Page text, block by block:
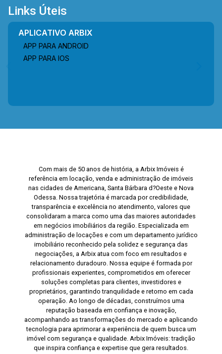
Links Úteis
APLICATIVO ARBIX
APP PARA ANDROID
APP PARA IOS
Com mais de 50 anos de história, a Arbix Imóveis é
referência em locação, venda e administração de imóveis
nas cidades de Americana, Santa Bárbara d?Oeste e Nova
Odessa. Nossa trajetória é marcada por credibilidade,
transparência e excelência no atendimento, valores que
consolidaram a marca como uma das maiores autoridades
em negócios imobiliários da região. Especializada em
administração de locações e com um departamento jurídico
imobiliário reconhecido pela solidez e segurança das
negociações, a Arbix atua com foco em resultados e
relacionamento duradouro. Nossa equipe é formada por
profissionais experientes, comprometidos em oferecer
soluções completas para clientes, investidores e
proprietários, garantindo tranquilidade e retorno em cada
operação. Ao longo de décadas, construímos uma
reputação baseada em confiança e inovação,
acompanhando as transformações do mercado e aplicando
tecnologia para aprimorar a experiência de quem busca um
imóvel com segurança e qualidade. Arbix Imóveis: tradição
que inspira confiança e expertise que gera resultados.